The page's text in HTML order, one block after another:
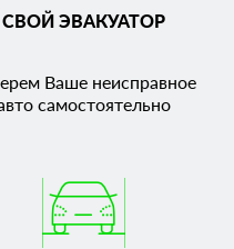
СВОЙ ЭВАКУАТОР
Ваше неисправное
самостоятельно